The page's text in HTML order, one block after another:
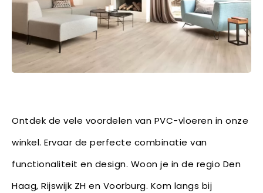
Ontdek de vele voordelen van PVC-vloeren in onze
winkel. Ervaar de perfecte combinatie van
functionaliteit en design. Woon je in de regio Den
Haag, Rijswijk ZH en Voorburg. Kom langs bij